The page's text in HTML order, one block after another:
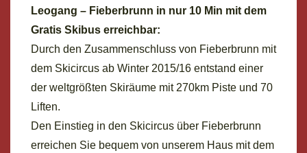
Leogang – Fieberbrunn in nur 10 Min mit dem
Gratis Skibus erreichbar:
Durch den Zusammenschluss von Fieberbrunn mit
dem Skicircus ab Winter 2015/16 entstand einer
der weltgrößten Skiräume mit 270km Piste und 70
Liften.
Den Einstieg in den Skicircus über Fieberbrunn
erreichen Sie bequem von unserem Haus mit dem